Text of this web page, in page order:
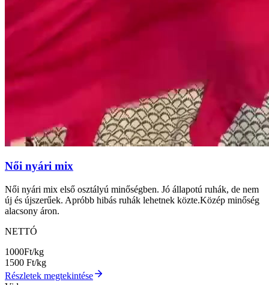
Női nyári mix
Női nyári mix első osztályú minőségben. Jó állapotú ruhák, de nem
új és újszerűek. Apróbb hibás ruhák lehetnek közte.Közép minőség
alacsony áron.
NETTÓ
1000Ft/kg
1500 Ft/kg
Részletek megtekintése